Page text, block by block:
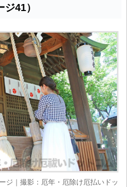
41）
ジ｜撮影：厄年・厄除け厄払いドッ